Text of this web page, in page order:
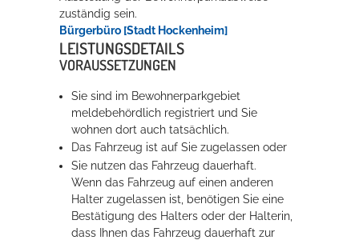
Spaß unter prickelnden Wasserfällen, das rauschende Meer im
Wellenbecken oder doch lieber die pure Entspannung auf der
Sprudelliege im Solebecken?
mehr dazu...
zuständig sein.
Bürgerbüro [Stadt Hockenheim]
LEISTUNGSDETAILS
VORAUSSETZUNGEN
Sie sind im Bewohnerparkgebiet
meldebehördlich registriert und Sie
wohnen dort auch tatsächlich.
Das Fahrzeug ist auf Sie zugelassen oder
Sie nutzen das Fahrzeug dauerhaft.
Wenn das Fahrzeug auf einen anderen
Halter zugelassen ist, benötigen Sie eine
Bestätigung des Halters oder der Halterin,
dass Ihnen das Fahrzeug dauerhaft zur